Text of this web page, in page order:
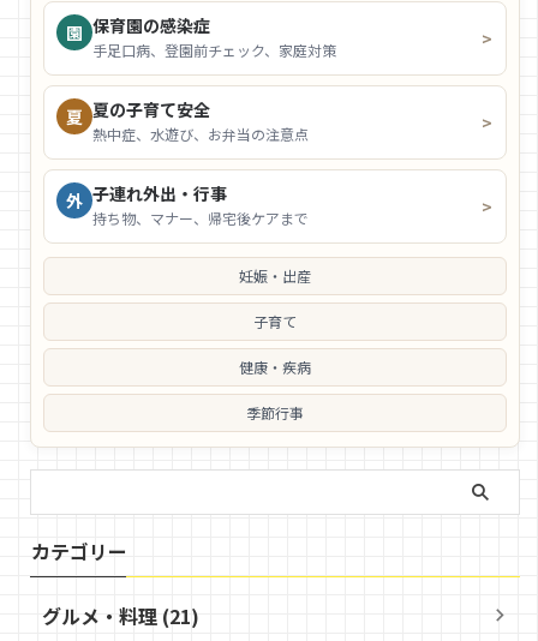
園 保育園の感染症
手足口病、登園前チェック、家庭対策 >
夏 夏の子育て安全
熱中症、水遊び、お弁当の注意点 >
外 子連れ外出・行事
持ち物、マナー、帰宅後ケアまで >
妊娠・出産
子育て
健康・疾病
季節行事
カテゴリー
グルメ・料理 (21)